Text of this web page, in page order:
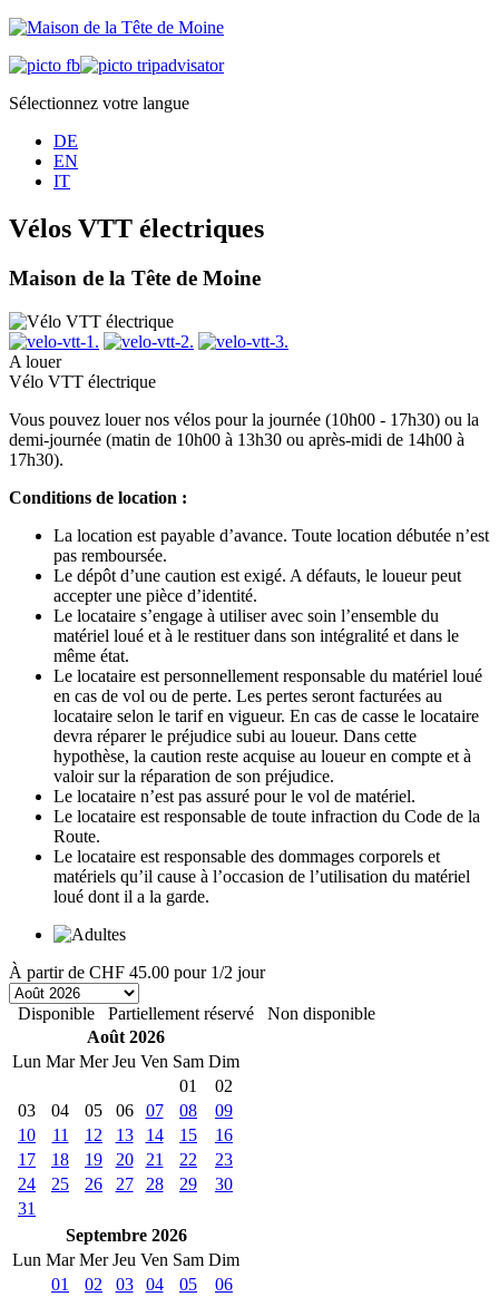
Sélectionnez votre langue
DE
EN
IT
Vélos VTT électriques
Maison de la Tête de Moine
A louer
Vélo VTT électrique
Vous pouvez louer nos vélos pour la journée (10h00 - 17h30) ou la
demi-journée (matin de 10h00 à 13h30 ou après-midi de 14h00 à
17h30).
Conditions de location :
La location est payable d’avance. Toute location débutée n’est
pas remboursée.
Le dépôt d’une caution est exigé. A défauts, le loueur peut
accepter une pièce d’identité.
Le locataire s’engage à utiliser avec soin l’ensemble du
matériel loué et à le restituer dans son intégralité et dans le
même état.
Le locataire est personnellement responsable du matériel loué
en cas de vol ou de perte. Les pertes seront facturées au
locataire selon le tarif en vigueur. En cas de casse le locataire
devra réparer le préjudice subi au loueur. Dans cette
hypothèse, la caution reste acquise au loueur en compte et à
valoir sur la réparation de son préjudice.
Le locataire n’est pas assuré pour le vol de matériel.
Le locataire est responsable de toute infraction du Code de la
Route.
Le locataire est responsable des dommages corporels et
matériels qu’il cause à l’occasion de l’utilisation du matériel
loué dont il a la garde.
À partir de CHF 45.00 pour 1/2 jour
Disponible Partiellement réservé
Non disponible
Août 2026
Lun Mar Mer Jeu Ven Sam Dim
01
02
03
04 05 06 07 08
09
10
11 12 13 14 15
16
17
18 19 20 21 22
23
24
25 26 27 28 29
30
31
Septembre 2026
Lun Mar Mer Jeu Ven Sam Dim
01
02 03 04 05
06